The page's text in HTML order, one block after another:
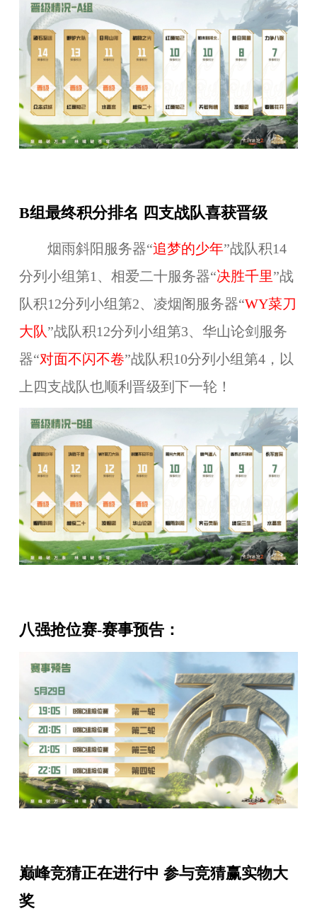
B组最终积分排名 四支战队喜获晋级
烟雨斜阳服务器“追梦的少年”战队积14
分列小组第1、相爱二十服务器“决胜千里”战
队积12分列小组第2、凌烟阁服务器“WY菜刀
大队”战队积12分列小组第3、华山论剑服务
器“对面不闪不卷”战队积10分列小组第4，以
上四支战队也顺利晋级到下一轮！
八强抢位赛-赛事预告：
巅峰竞猜正在进行中 参与竞猜赢实物大
奖